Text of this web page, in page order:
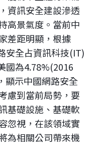
資訊安全建設滲透
高景氣度。當前中
差距明顯，根據
安全占資訊科技(IT)
國為4.78%(2016
顯示中國網路安全
慮到當前局勢，要
基礎設施、基礎軟
忽視，在該領域實
為相關公司帶來機